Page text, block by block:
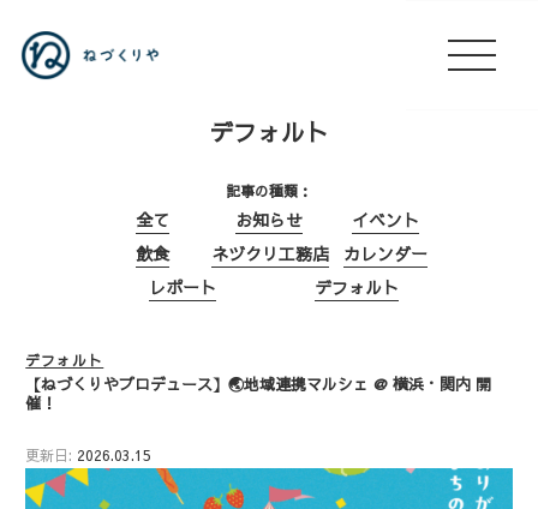
デフォルト
記事の種類
全て お知らせ
イベント
飲食
ネヅクリ工務店
カレンダー
レポート
デフォルト
デフォルト
【ねづくりやプロデュース】🌏地域連携マルシェ @ 横浜・関内 開
催！
更新日: 2026.03.15